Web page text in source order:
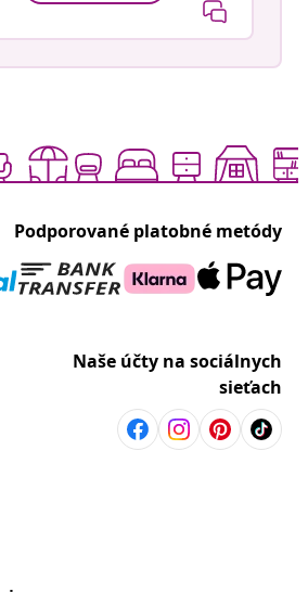
Podporované platobné metódy
Naše účty na sociálnych
sieťach